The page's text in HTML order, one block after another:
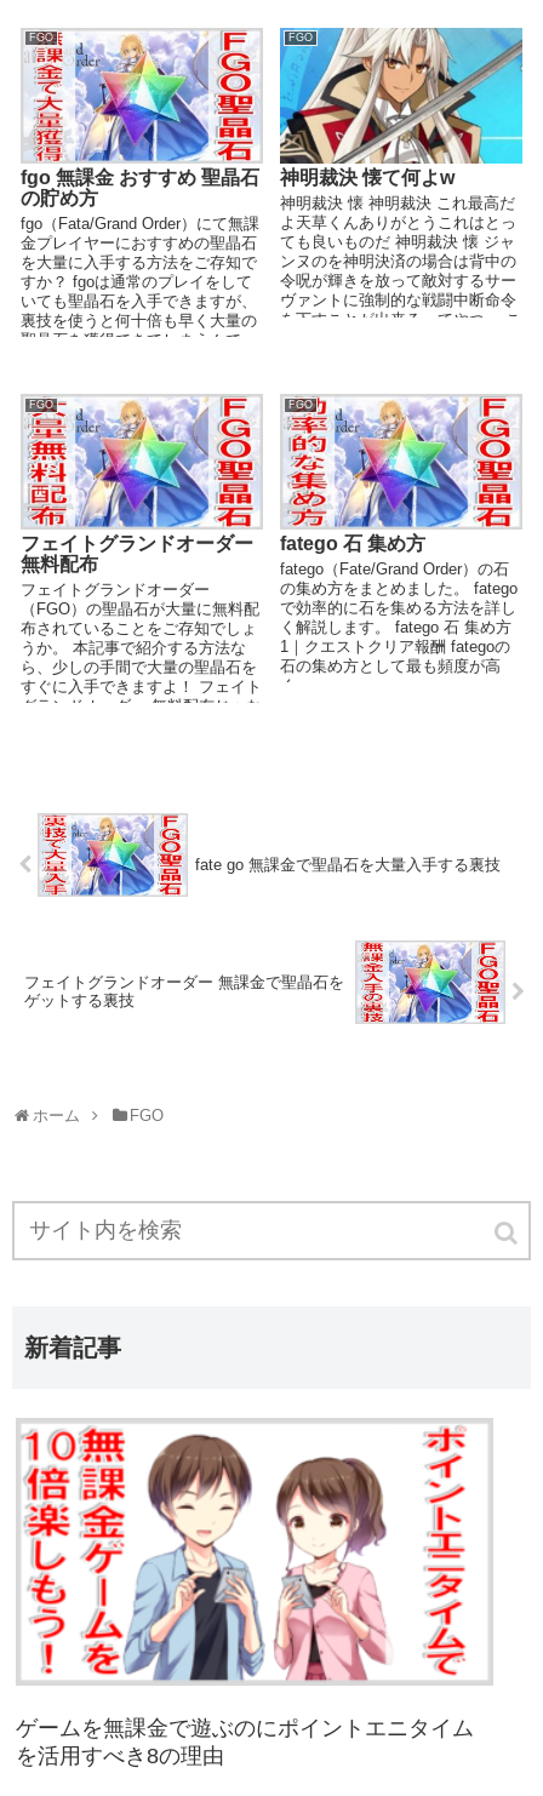
FGO
fgo 無課金 おすすめ 聖晶石
の貯め方
fgo（Fata/Grand Order）にて無課
金プレイヤーにおすすめの聖晶石
を大量に入手する方法をご存知で
すか？ fgoは通常のプレイをして
いても聖晶石を入手できますが、
裏技を使うと何十倍も早く大量の
聖晶石を獲得できてしまうんで
FGO
神明裁決 懐て何よw
神明裁決 懐 神明裁決 これ最高だ
よ天草くんありがとうこれはとっ
ても良いものだ 神明裁決 懐 ジャ
ンヌのを神明決済の場合は背中の
令呪が輝きを放って敵対するサー
ヴァントに強制的な戦闘中断命令
を下すことが出来るってやつ。 こ
FGO
フェイトグランドオーダー
無料配布
フェイトグランドオーダー
（FGO）の聖晶石が大量に無料配
布されていることをご存知でしょ
うか。 本記事で紹介する方法な
ら、少しの手間で大量の聖晶石を
すぐに入手できますよ！ フェイト
グランドオーダー 無料配布じゃな
FGO
fatego 石 集め方
fatego（Fate/Grand Order）の石
の集め方をまとめました。 fatego
で効率的に石を集める方法を詳し
く解説します。 fatego 石 集め方
1｜クエストクリア報酬 fategoの
石の集め方として最も頻度が高
く...
fate go 無課金で聖晶石を大量入手する裏技
フェイトグランドオーダー 無課金で聖晶石を
ゲットする裏技
ホーム FGO
新着記事
ゲームを無課金で遊ぶのにポイントエニタイム
を活用すべき8の理由